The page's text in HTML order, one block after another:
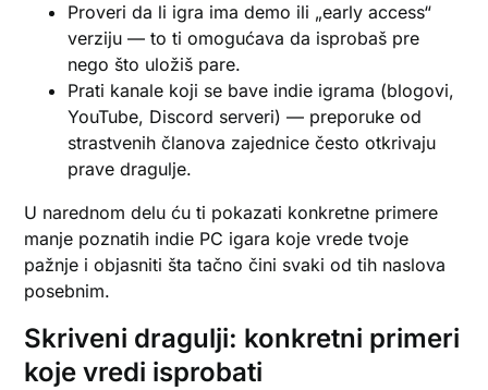
Proveri da li igra ima demo ili „early access“
verziju — to ti omogućava da isprobaš pre
nego što uložiš pare.
Prati kanale koji se bave indie igrama (blogovi,
YouTube, Discord serveri) — preporuke od
strastvenih članova zajednice često otkrivaju
prave dragulje.
U narednom delu ću ti pokazati konkretne primere
manje poznatih indie PC igara koje vrede tvoje
pažnje i objasniti šta tačno čini svaki od tih naslova
posebnim.
Skriveni dragulji: konkretni primeri
koje vredi isprobati